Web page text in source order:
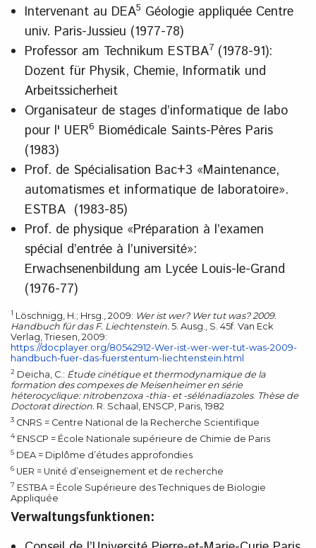
Intervenant au DEA5 Géologie appliquée Centre
univ. Paris-Jussieu (1977-78)
Professor am Technikum ESTBA7 (1978-91):
Dozent für Physik, Chemie, Informatik und
Arbeitssicherheit
Organisateur de stages d’informatique de labo
pour l' UER6 Biomédicale Saints-Pères Paris
(1983)
Prof. de Spécialisation Bac+3 «Maintenance,
automatismes et informatique de laboratoire».
ESTBA (1983-85)
Prof. de physique «Préparation à l’examen
spécial d’entrée à l’université»:
Erwachsenenbildung am Lycée Louis-le-Grand
(1976-77)
1 Löschnigg, H.; Hrsg., 2009: Wer ist wer? Wer tut was? 2009.
Handbuch für das F. Liechtenstein. 5. Ausg., S. 45f. Van Eck
Verlag, Triesen, 2009:
https://docplayer.org/80542912-Wer-ist-wer-wer-tut-was-2009-
handbuch-fuer-das-fuerstentum-liechtenstein.html
2 Deicha, C.: Étude cinétique et thermodynamique de la
formation des compexes de Meisenheimer en série
héterocyclique: nitrobenzoxa -thia- et -sélénadiazoles. Thèse de
Doctorat direction. R. Schaal, ENSCP, Paris, 1982
3 CNRS = Centre National de la Recherche Scientifique
4 ENSCP = École Nationale supérieure de Chimie de Paris
5 DEA = Diplôme d’études approfondies
6 UER = Unité d’enseignement et de recherche
7 ESTBA = École Supérieure des Techniques de Biologie
Appliquée
Verwaltungsfunktionen: